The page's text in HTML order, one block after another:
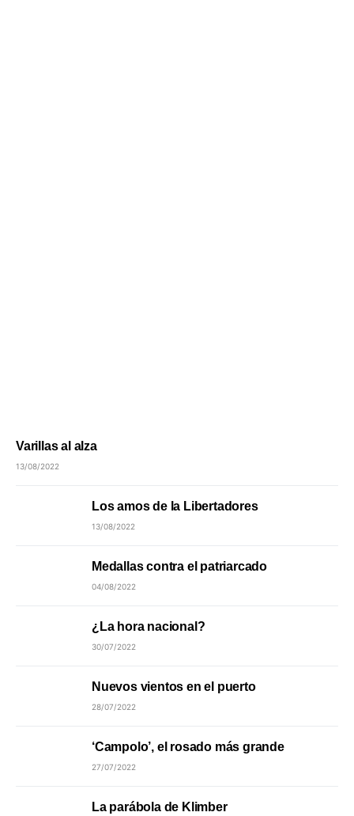
Varillas al alza
13/08/2022
Los amos de la Libertadores
13/08/2022
Medallas contra el patriarcado
04/08/2022
¿La hora nacional?
30/07/2022
Nuevos vientos en el puerto
28/07/2022
‘Campolo’, el rosado más grande
27/07/2022
La parábola de Klimber